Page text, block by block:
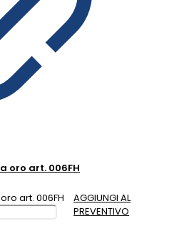
oro art. 006FH
art. 006FH
AGGIUNGI AL
PREVENTIVO